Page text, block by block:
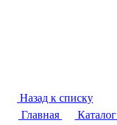
Назад к списку
Главная
Каталог